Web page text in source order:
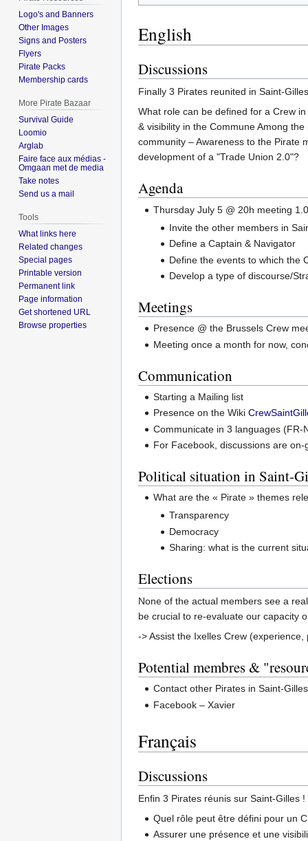
English
Discussions
Finally 3 Pirates reunited in Saint-
What role can be defined for a Crew
& visibility in the Commune Among
community – Awareness to the Pirate
development of a "Trade Union 2.0"?
Agenda
Thursday July 5 @ 20h meeting
Invite the other members in
Define a Captain & Navigator
Define the events to which the
Develop a type of discourse/
Meetings
Presence @ the Brussels Crew
Meeting once a month for now,
Communication
Starting a Mailing list
Presence on the Wiki
Communicate in 3 languages (FR-
For Facebook, discussions are
Political situation in Saint-
What are the « Pirate » themes
Transparency
Democracy
Sharing: what is the current
Elections
None of the actual members see a
be crucial to re-evaluate our capacity
-> Assist the Ixelles Crew
Potential membres &
Contact other Pirates in Saint-
Facebook – Xavier
Français
Discussions
Enfin 3 Pirates réunis sur Saint-Gilles !
Quel rôle peut être défini pour un
Assurer une présence et une
Logo's and Banners
Other Images
Signs and Posters
Flyers
Pirate Packs
Membership cards
More Pirate Bazaar
Survival Guide
Loomio
Arglab
Faire face aux médias -
Omgaan met de media
Take notes
Send us a mail
Tools
What links here
Related changes
Special pages
Printable version
Permanent link
Page information
Get shortened URL
Browse properties